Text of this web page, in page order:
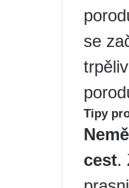
se
Tipy
cest.